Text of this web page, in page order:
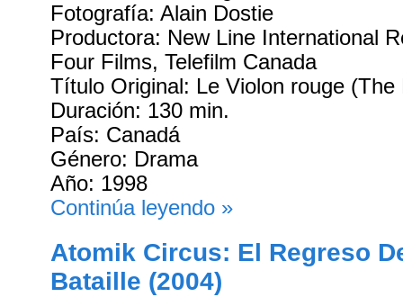
Fotografía: Alain Dostie
Productora: New Line International
Four Films, Telefilm Canada
Título Original: Le Violon rouge (The
Duración: 130 min.
País: Canadá
Género: Drama
Año: 1998
Continúa leyendo »
Atomik Circus: El Regreso
Bataille (2004)